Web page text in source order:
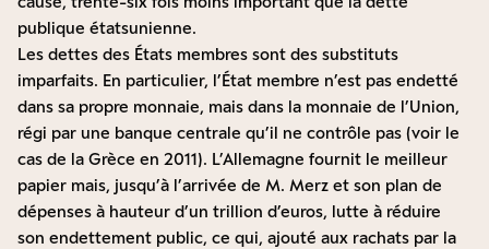
publique étatsunienne.
Les dettes des États membres sont des substituts
imparfaits. En particulier, l’État membre n’est pas endetté
dans sa propre monnaie, mais dans la monnaie de l’Union,
régi par une banque centrale qu’il ne contrôle pas (voir le
cas de la Grèce en 2011). L’Allemagne fournit le meilleur
papier mais, jusqu’à l’arrivée de M. Merz et son plan de
dépenses à hauteur d’un trillion d’euros, lutte à réduire
son endettement public, ce qui, ajouté aux rachats par la